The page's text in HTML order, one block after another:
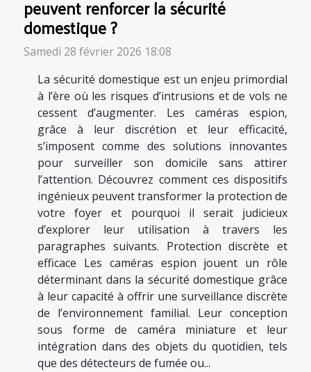
peuvent renforcer la sécurité
domestique ?
Samedi 28 février 2026 18:08
La sécurité domestique est un enjeu primordial
à l’ère où les risques d’intrusions et de vols ne
cessent d’augmenter. Les caméras espion,
grâce à leur discrétion et leur efficacité,
s’imposent comme des solutions innovantes
pour surveiller son domicile sans attirer
l’attention. Découvrez comment ces dispositifs
ingénieux peuvent transformer la protection de
votre foyer et pourquoi il serait judicieux
d’explorer leur utilisation à travers les
paragraphes suivants. Protection discrète et
efficace Les caméras espion jouent un rôle
déterminant dans la sécurité domestique grâce
à leur capacité à offrir une surveillance discrète
de l’environnement familial. Leur conception
sous forme de caméra miniature et leur
intégration dans des objets du quotidien, tels
que des détecteurs de fumée ou...